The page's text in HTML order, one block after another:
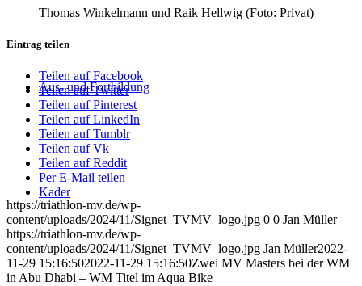
Aus- und Fortbildung
Kader
Thomas Winkelmann und Raik Hellwig (Foto: Privat)
Eintrag teilen
Teilen auf Facebook
Teilen auf Twitter
Teilen auf Pinterest
Teilen auf LinkedIn
Teilen auf Tumblr
Teilen auf Vk
Teilen auf Reddit
Per E-Mail teilen
https://triathlon-mv.de/wp-
content/uploads/2024/11/Signet_TVMV_logo.jpg 0 0 Jan Müller
https://triathlon-mv.de/wp-
content/uploads/2024/11/Signet_TVMV_logo.jpg Jan Müller2022-
11-29 15:16:502022-11-29 15:16:50Zwei MV Masters bei der WM
in Abu Dhabi – WM Titel im Aqua Bike